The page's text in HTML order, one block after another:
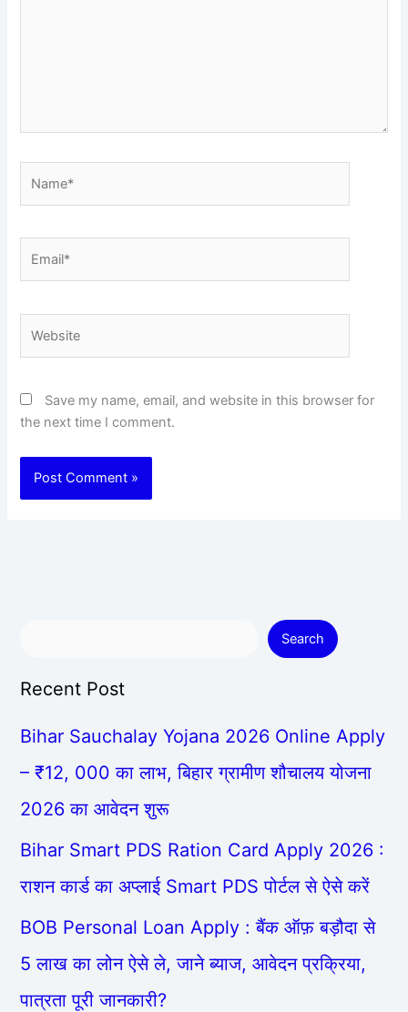
Save my name, email, and website in this browser for
the next time I comment.
Search
Recent Post
Bihar Sauchalay Yojana 2026 Online Apply
– ₹12, 000 का लाभ, बिहार ग्रामीण शौचालय योजना
2026 का आवेदन शुरू
Bihar Smart PDS Ration Card Apply 2026 :
राशन कार्ड का अप्लाई Smart PDS पोर्टल से ऐसे करें
BOB Personal Loan Apply : बैंक ऑफ़ बड़ौदा से
5 लाख का लोन ऐसे ले, जाने ब्याज, आवेदन प्रक्रिया,
पात्रता पूरी जानकारी?